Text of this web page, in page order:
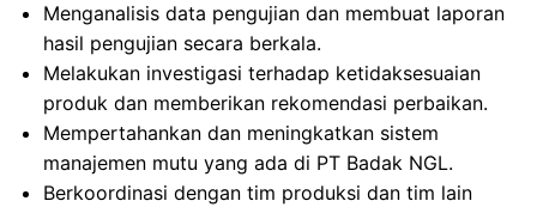
Menganalisis data pengujian dan membuat laporan
hasil pengujian secara berkala.
Melakukan investigasi terhadap ketidaksesuaian
produk dan memberikan rekomendasi perbaikan.
Mempertahankan dan meningkatkan sistem
manajemen mutu yang ada di PT Badak NGL.
Berkoordinasi dengan tim produksi dan tim lain